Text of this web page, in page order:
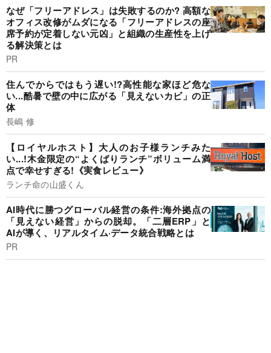
なぜ「フリーアドレス」は失敗するのか? 高額な
オフィス改修がムダになる「フリーアドレスの座
席予約が定着しない元凶」と組織の生産性を上げ
る解決策とは
PR
住んでからではもう遅い!?高性能な家ほど危な
い...酷暑で壁の中に広がる「見えないカビ」の正
体
長嶋 修
【ロイヤルホスト】大人のお子様ランチみた
い...!木金限定の“よくばりランチ”ボリューム満
点で幸せすぎる!《実食レビュー》
ランチ命の山盛くん
AI時代に勝つグローバル経営の条件:海外拠点の
「見えない経営」からの脱却。「二層ERP」と
AIが導く、リアルタイム·データ統合戦略とは
PR